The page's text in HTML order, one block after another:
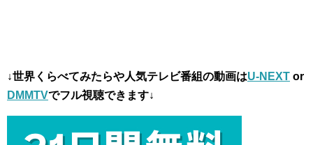
↓世界くらべてみたらや人気テレビ番組の動画はU-NEXT or
DMMTVでフル視聴できます↓